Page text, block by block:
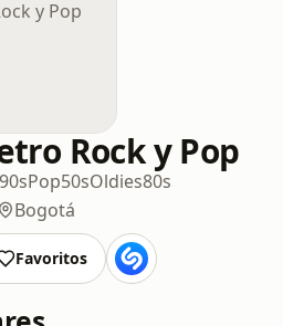
Rock y Pop
90sPop50sOldies80s
Bogotá
Favoritos